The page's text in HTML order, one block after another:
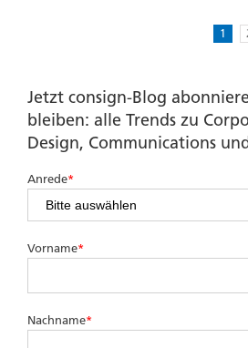
1
Jetzt consign-Blog
bleiben: alle Trends zu
Design, Communications
Anrede*
Vorname*
Nachname*